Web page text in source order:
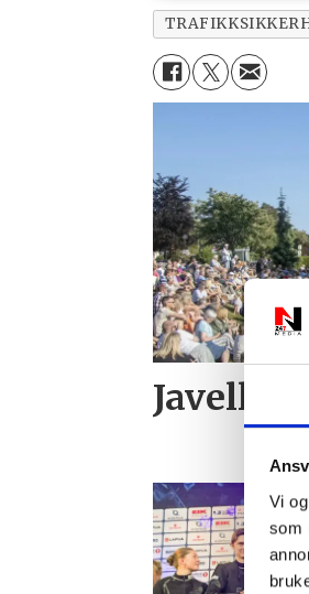
Vi og
som
Javell -